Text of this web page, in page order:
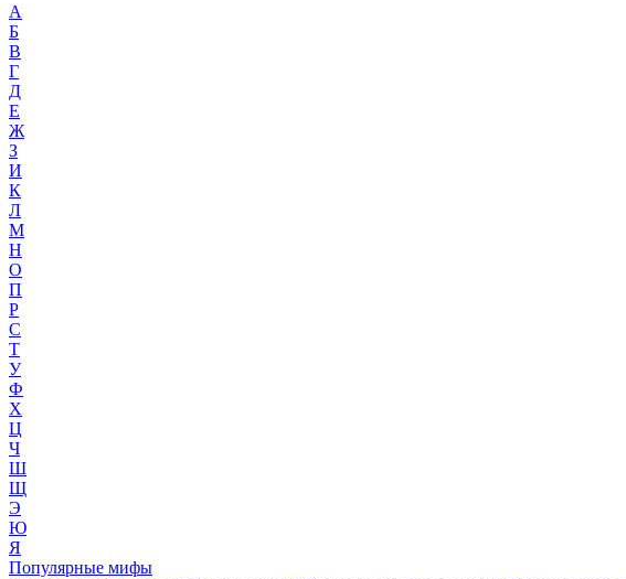
А
Б
В
Г
Д
Е
Ж
З
И
К
Л
М
Н
О
П
Р
С
Т
У
Ф
Х
Ц
Ч
Ш
Щ
Э
Ю
Я
Популярные мифы